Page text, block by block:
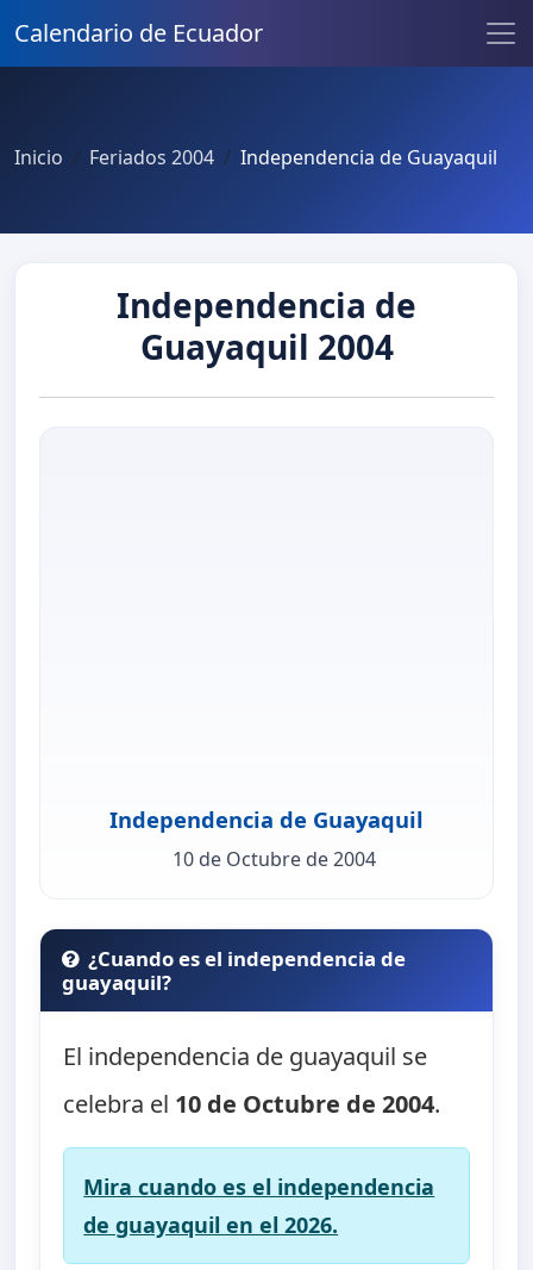
Calendario de Ecuador
Inicio Feriados 2004 Independencia de Guayaquil
Independencia de
Guayaquil 2004
Independencia de Guayaquil
10 de Octubre de 2004
¿Cuando es el independencia de
guayaquil?
El independencia de guayaquil se
celebra el 10 de Octubre de 2004.
Mira cuando es el independencia
de guayaquil en el 2026.